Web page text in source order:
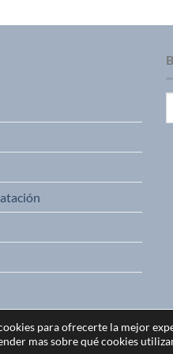
para ofrecerte la mejor
mas sobre qué cookies